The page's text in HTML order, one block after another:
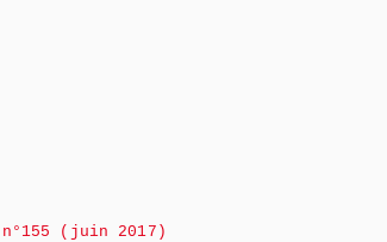
n°155 (juin 2017)